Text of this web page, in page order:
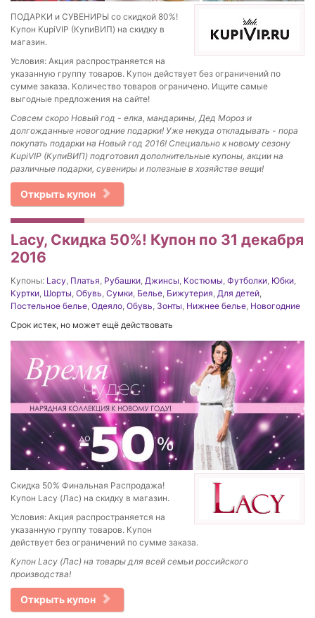
ПОДАРКИ и СУВЕНИРЫ со скидкой 80%!
Купон KupiVIP (КупиВИП) на скидку в
магазин.
Условия: Акция распространяется на
указанную группу товаров. Купон действует без ограничений по
сумме заказа. Количество товаров ограничено. Ищите самые
выгодные предложения на сайте!
Совсем скоро Новый год - елка, мандарины, Дед Мороз и
долгожданные новогодние подарки! Уже некуда откладывать - пора
покупать подарки на Новый год 2016! Специально к новому сезону
KupiVIP (КупиВИП) подготовил дополнительные купоны, акции на
различные подарки, сувениры и полезные в хозяйстве вещи!
Открыть купон
Lacy, Скидка 50%! Купон по 31 декабря
2016
Купоны: Lacy, Платья, Рубашки, Джинсы, Костюмы, Футболки, Юбки,
Куртки, Шорты, Обувь, Сумки, Белье, Бижутерия, Для детей,
Постельное белье, Одеяло, Обувь, Зонты, Нижнее белье, Новогодние
Срок истек, но может ещё действовать
Скидка 50% Финальная Распродажа!
Купон Lacy (Лас) на скидку в магазин.
Условия: Акция распространяется на
указанную группу товаров. Купон
действует без ограничений по сумме заказа.
Купон Lacy (Лас) на товары для всей семьи российского
производства!
Открыть купон